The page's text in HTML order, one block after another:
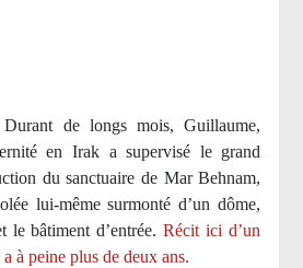
Durant de longs mois, Guillaume,
en Irak a supervisé le grand
du sanctuaire de Mar Behnam,
lui-même surmonté d’un dôme,
le bâtiment d’entrée.Récit ici d’un
à peine plus de deux ans.